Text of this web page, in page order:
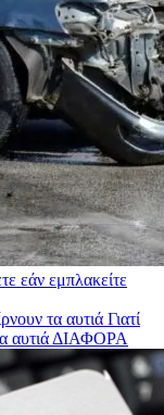
εάν εμπλακείτε
Γιατί
αυτιάΔΙΑΦΟΡΑ